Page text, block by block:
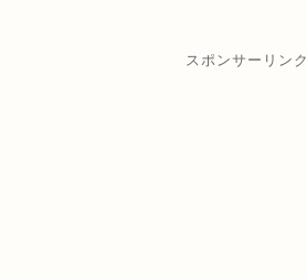
スポンサーリンク